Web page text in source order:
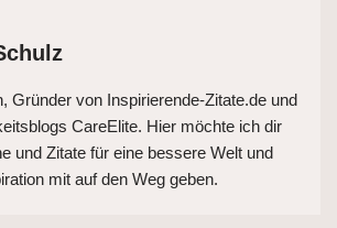
Gründer von Inspirierende-Zitate.de und
CareElite. Hier möchte ich dir
und Zitate für eine bessere Welt und
mit auf den Weg geben.